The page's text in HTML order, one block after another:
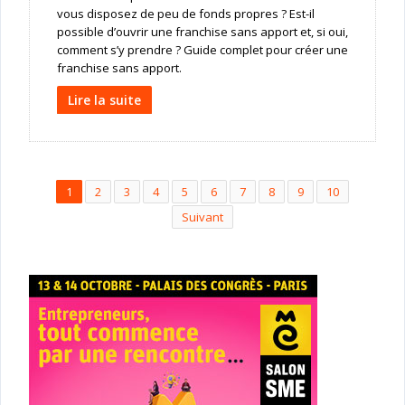
vous disposez de peu de fonds propres ? Est-il
possible d’ouvrir une franchise sans apport et, si oui,
comment s’y prendre ? Guide complet pour créer une
franchise sans apport.
Lire la suite
1 2 3 4 5 6 7 8 9
10
Suivant